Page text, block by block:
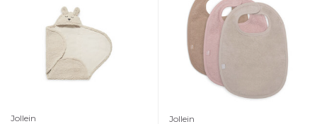
Jollein Jollein